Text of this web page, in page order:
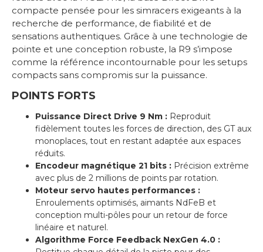
compacte pensée pour les simracers exigeants à la
recherche de performance, de fiabilité et de
sensations authentiques. Grâce à une technologie de
pointe et une conception robuste, la R9 s’impose
comme la référence incontournable pour les setups
compacts sans compromis sur la puissance.
POINTS FORTS
Puissance Direct Drive 9 Nm : Reproduit
fidèlement toutes les forces de direction, des GT aux
monoplaces, tout en restant adaptée aux espaces
réduits.
Encodeur magnétique 21 bits : Précision extrême
avec plus de 2 millions de points par rotation.
Moteur servo hautes performances :
Enroulements optimisés, aimants NdFeB et
conception multi-pôles pour un retour de force
linéaire et naturel.
Algorithme Force Feedback NexGen 4.0 :